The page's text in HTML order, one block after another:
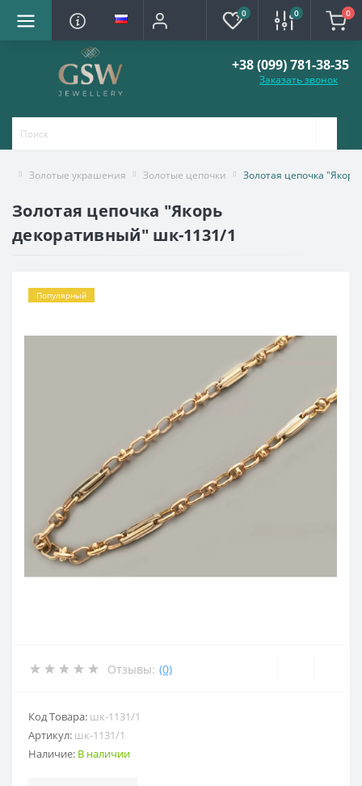
0 0 0
+38 (099) 781-38-35
Заказать звонок
Золотые украшения Золотые цепочки Золотая цепочка
Золотая цепочка "Якорь
декоративный" шк-1131/1
Популярный
Отзывы: (0)
Код Товара: шк-1131/1
Артикул: шк-1131/1
Наличие: В наличии